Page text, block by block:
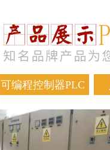
可编程控制器PLC